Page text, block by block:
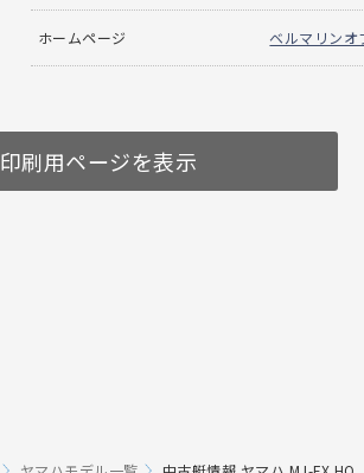
ホームページ ベルマリン
印刷用ページを表示